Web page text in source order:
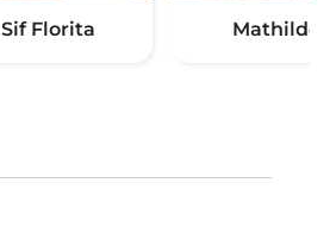
Sif Florita Mathilde